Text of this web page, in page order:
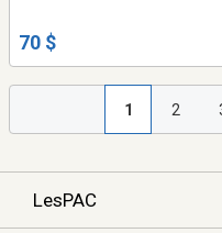
70 $
1 2
LesPAC